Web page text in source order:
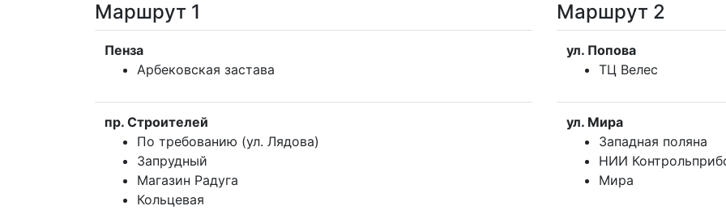
Маршрут 1
Пенза
Арбековская застава
пр. Строителей
По требованию (ул. Лядова)
Запрудный
Магазин Радуга
Кольцевая
Маршрут 2
ул. Попова
ТЦ Велес
ул. Мира
Западная поляна
НИИ
Мира